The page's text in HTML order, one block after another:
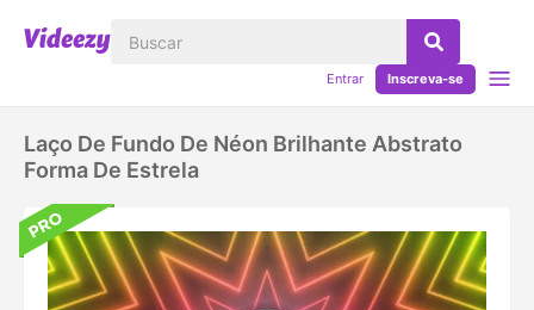
Entrar Inscreva-se
Laço De Fundo De Néon Brilhante Abstrato
Forma De Estrela